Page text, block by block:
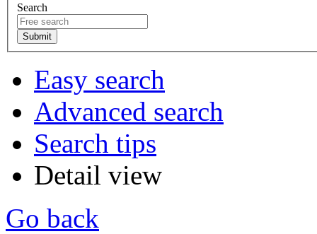
Search
Easy search
Advanced search
Search tips
Detail view
Go back